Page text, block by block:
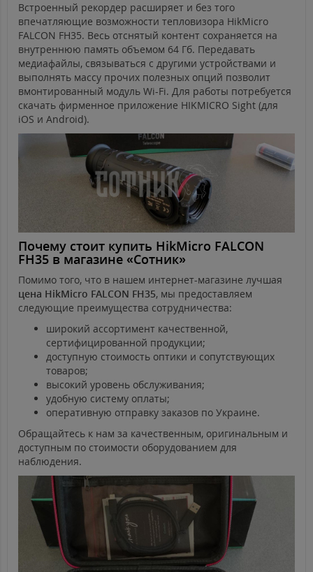
Встроенный рекордер расширяет и без того
впечатляющие возможности тепловизора HikMicro
FALCON FH35. Весь отснятый контент сохраняется на
внутреннюю память объемом 64 Гб. Передавать
медиафайлы, связываться с другими устройствами и
выполнять массу прочих полезных опций позволит
вмонтированный модуль Wi-Fi. Для работы потребуется
скачать фирменное приложение HIKMICRO Sight (для
iOS и Android).
Почему стоит купить HikMicro FALCON
FH35 в магазине «Сотник»
Помимо того, что в нашем интернет-магазине лучшая
цена HikMicro FALCON FH35, мы предоставляем
следующие преимущества сотрудничества:
широкий ассортимент качественной,
сертифицированной продукции;
доступную стоимость оптики и сопутствующих
товаров;
высокий уровень обслуживания;
удобную систему оплаты;
оперативную отправку заказов по Украине.
Обращайтесь к нам за качественным, оригинальным и
доступным по стоимости оборудованием для
наблюдения.